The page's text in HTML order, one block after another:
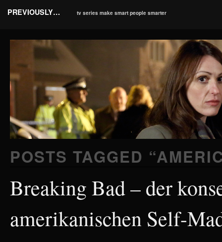
PREVIOUSLY… tv series make smart people smarter
POSTS TAGGED “
Breaking Bad – der
amerikanischen Self-